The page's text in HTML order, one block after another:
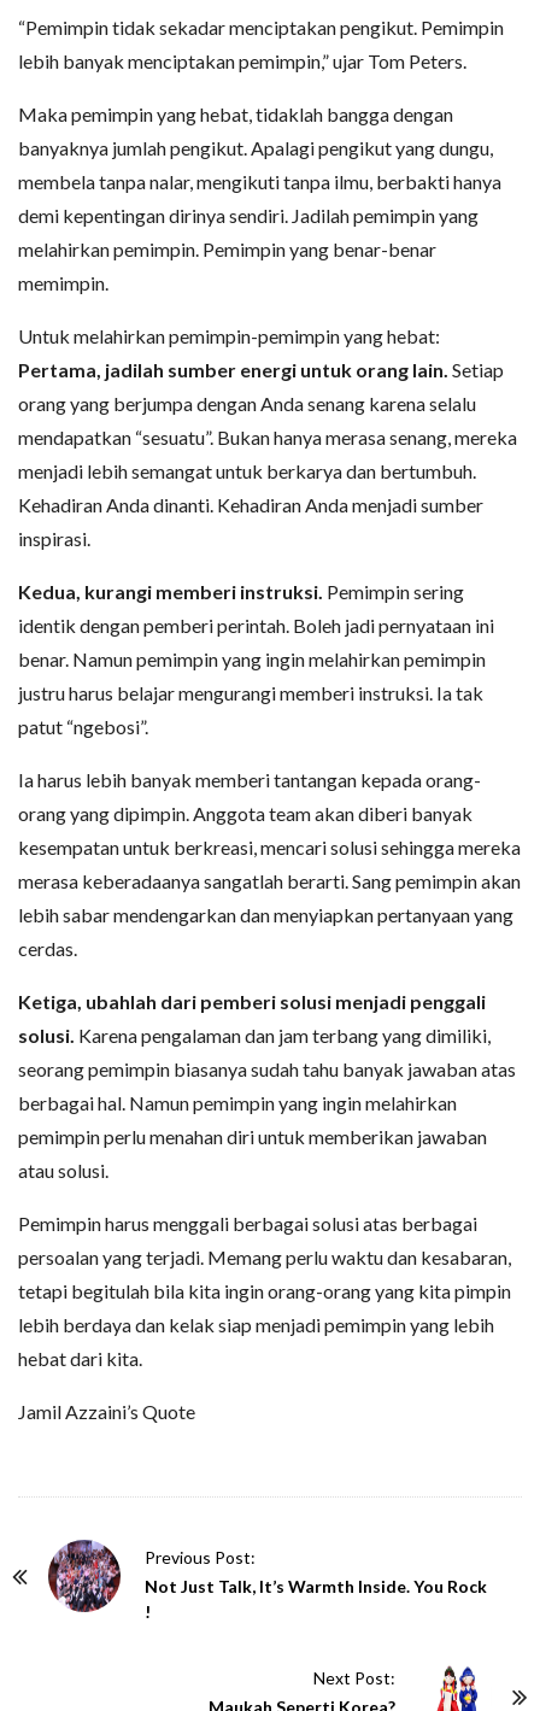
“Pemimpin tidak sekadar menciptakan pengikut. Pemimpin
lebih banyak menciptakan pemimpin,” ujar Tom Peters.
Maka pemimpin yang hebat, tidaklah bangga dengan
banyaknya jumlah pengikut. Apalagi pengikut yang dungu,
membela tanpa nalar, mengikuti tanpa ilmu, berbakti hanya
demi kepentingan dirinya sendiri. Jadilah pemimpin yang
melahirkan pemimpin. Pemimpin yang benar-benar
memimpin.
Untuk melahirkan pemimpin-pemimpin yang hebat:
Pertama, jadilah sumber energi untuk orang lain. Setiap
orang yang berjumpa dengan Anda senang karena selalu
mendapatkan “sesuatu”. Bukan hanya merasa senang, mereka
menjadi lebih semangat untuk berkarya dan bertumbuh.
Kehadiran Anda dinanti. Kehadiran Anda menjadi sumber
inspirasi.
Kedua, kurangi memberi instruksi. Pemimpin sering
identik dengan pemberi perintah. Boleh jadi pernyataan ini
benar. Namun pemimpin yang ingin melahirkan pemimpin
justru harus belajar mengurangi memberi instruksi. Ia tak
patut “ngebosi”.
Ia harus lebih banyak memberi tantangan kepada orang-
orang yang dipimpin. Anggota team akan diberi banyak
kesempatan untuk berkreasi, mencari solusi sehingga mereka
merasa keberadaanya sangatlah berarti. Sang pemimpin akan
lebih sabar mendengarkan dan menyiapkan pertanyaan yang
cerdas.
Ketiga, ubahlah dari pemberi solusi menjadi penggali
solusi. Karena pengalaman dan jam terbang yang dimiliki,
seorang pemimpin biasanya sudah tahu banyak jawaban atas
berbagai hal. Namun pemimpin yang ingin melahirkan
pemimpin perlu menahan diri untuk memberikan jawaban
atau solusi.
Pemimpin harus menggali berbagai solusi atas berbagai
persoalan yang terjadi. Memang perlu waktu dan kesabaran,
tetapi begitulah bila kita ingin orang-orang yang kita pimpin
lebih berdaya dan kelak siap menjadi pemimpin yang lebih
hebat dari kita.
Jamil Azzaini’s Quote
Previous Post:
Not Just Talk, It’s Warmth Inside. You Rock
!
Next Post: